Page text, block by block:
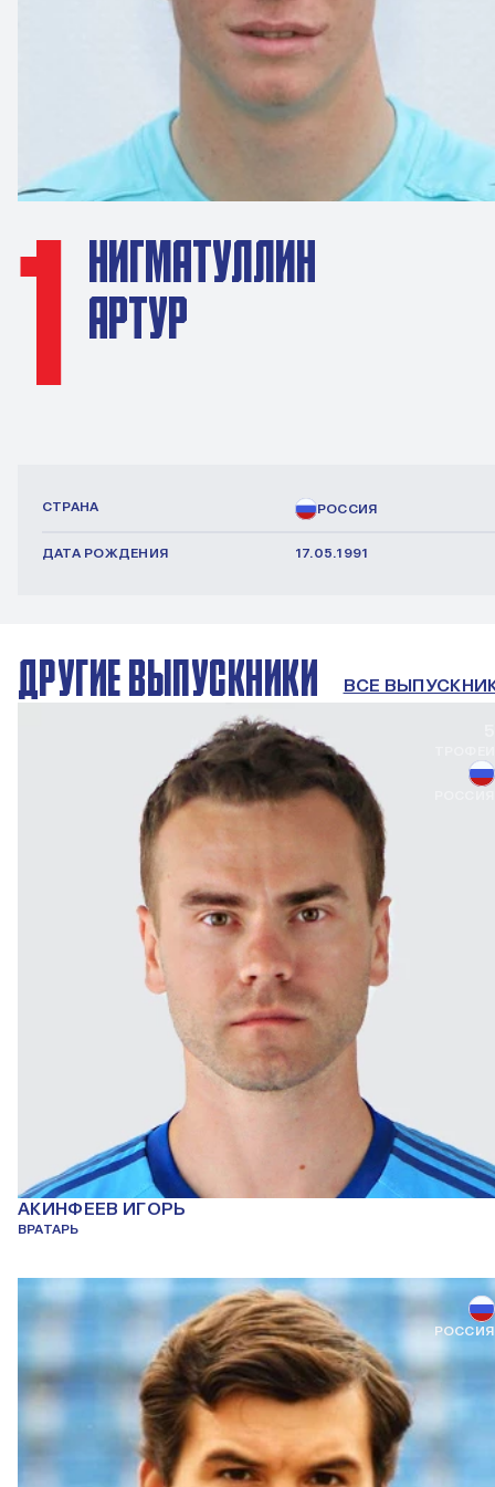
1
НИГМАТУЛЛИН
АРТУР
СТРАНА РОССИЯ
ДАТА РОЖДЕНИЯ 17.05.1991
ДРУГИЕ ВЫПУСКНИКИ ВСЕ
АКИНФЕЕВ ИГОРЬ
ВРАТАРЬ
РОССИЯ